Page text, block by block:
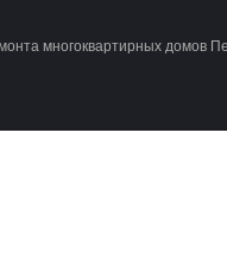
многоквартирных домов